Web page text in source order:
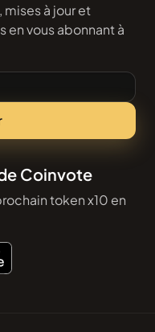
à jour et
vous abonnant à
Coinvote
token x10 en